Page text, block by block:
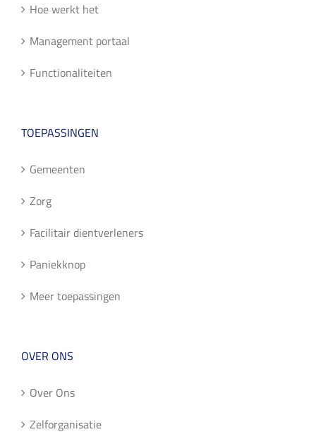
Hoe werkt het
Management portaal
Functionaliteiten
TOEPASSINGEN
Gemeenten
Zorg
Facilitair dientverleners
Paniekknop
Meer toepassingen
OVER ONS
Over Ons
Zelforganisatie